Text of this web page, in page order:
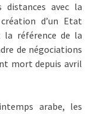
distances avec la
d’un Etat
la référence de la
de négociations
mort depuis avril
arabe, les